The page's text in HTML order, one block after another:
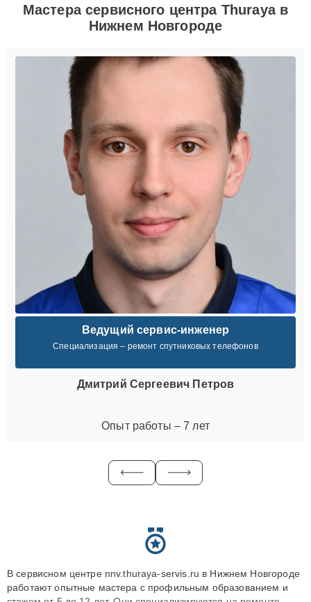
Мастера сервисного центра Thuraya в
Нижнем Новгороде
Ведущий сервис-инженер
Специализация – ремонт спутниковых телефонов
Дмитрий Сергеевич Петров
Опыт работы – 7 лет
В сервисном центре nnv.thuraya-servis.ru в Нижнем Новгороде
работают опытные мастера с профильным образованием и